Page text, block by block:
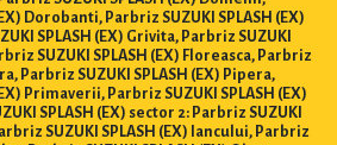
Dorobanti, Parbriz SUZUKI SPLASH (EX)
SPLASH (EX) Grivita, Parbriz SUZUKI
SUZUKI SPLASH (EX) Floreasca, Parbriz
Parbriz SUZUKI SPLASH (EX) Pipera,
Primaverii, Parbriz SUZUKI SPLASH (EX)
SPLASH (EX) sector 2: Parbriz SUZUKI
SUZUKI SPLASH (EX) Iancului, Parbriz